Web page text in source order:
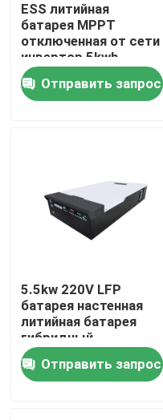
Продукция
VR - шоу
Наша фабрика
контроль качества
контактные данные
Новости
ESS литийная
батарея MPPT
отключенная от сети
инвертор 5kwh
LiFePo4 батарея
Отправить запрос
5.5kw 220V LFP
батарея настенная
литийная батарея
гибридный
отключенный от
сети инвертор
Отправить запрос